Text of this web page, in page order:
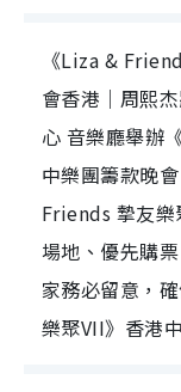
《Liza &
會香港｜周熙
心 音樂廳舉辦
中樂團籌款晚
Friends 摯友樂
場地、優先購
家務必留意，
樂聚VII》香港